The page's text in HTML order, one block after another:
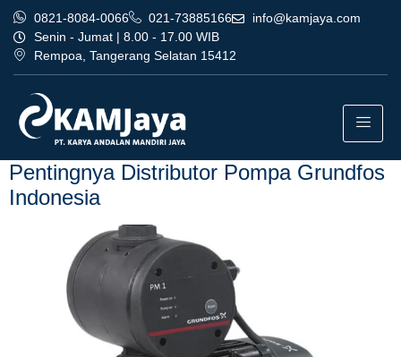
0821-8084-0066 021-73885166
info@kamjaya.com
Senin - Jumat | 8.00 - 17.00 WIB
Rempoa, Tangerang Selatan 15412
Tag:
pompa grundfos indonesia
Pentingnya Distributor Pompa Grundfos
Indonesia